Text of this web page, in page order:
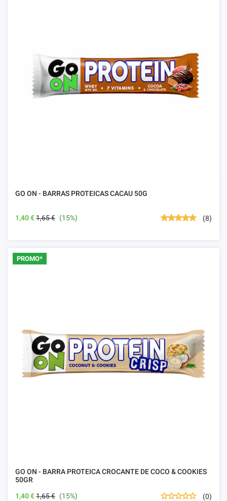
GO ON - BARRAS PROTEICAS CACAU 50G
1,40 €1,65 € (15%) (8)
PROMO*
GO ON - BARRA PROTEICA CROCANTE DE COCO & COOKIES
50GR
1,40 €1,65 € (15%) (0)